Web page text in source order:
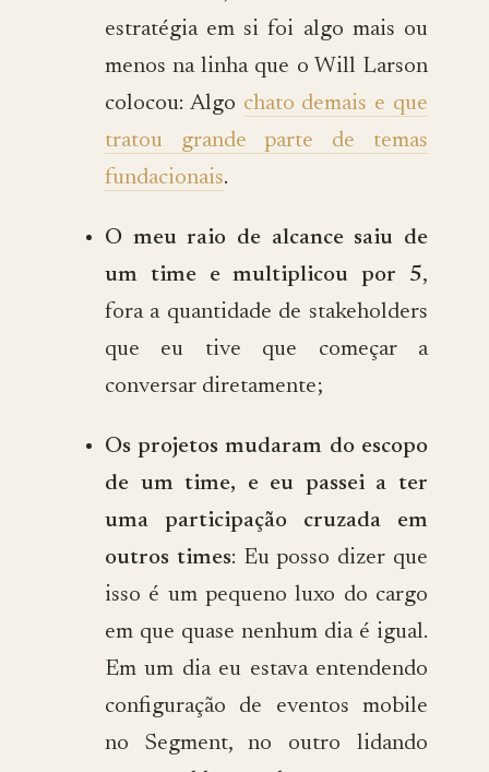
estratégia em si foi algo mais ou
menos na linha que o Will Larson
colocou: Algo chato demais e que
tratou grande parte de temas
fundacionais.
O meu raio de alcance saiu de
um time e multiplicou por 5,
fora a quantidade de stakeholders
que eu tive que começar a
conversar diretamente;
Os projetos mudaram do escopo
de um time, e eu passei a ter
uma participação cruzada em
outros times: Eu posso dizer que
isso é um pequeno luxo do cargo
em que quase nenhum dia é igual.
Em um dia eu estava entendendo
configuração de eventos mobile
no Segment, no outro lidando